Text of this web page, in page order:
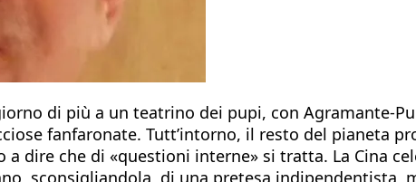
di più a un teatrino dei pupi, con Agramante-
fanfaronate. Tutt’intorno, il resto del pianeta
dire che di «questioni interne» si tratta. La Cina
sconsigliandola, di una pretesa indipendentista,